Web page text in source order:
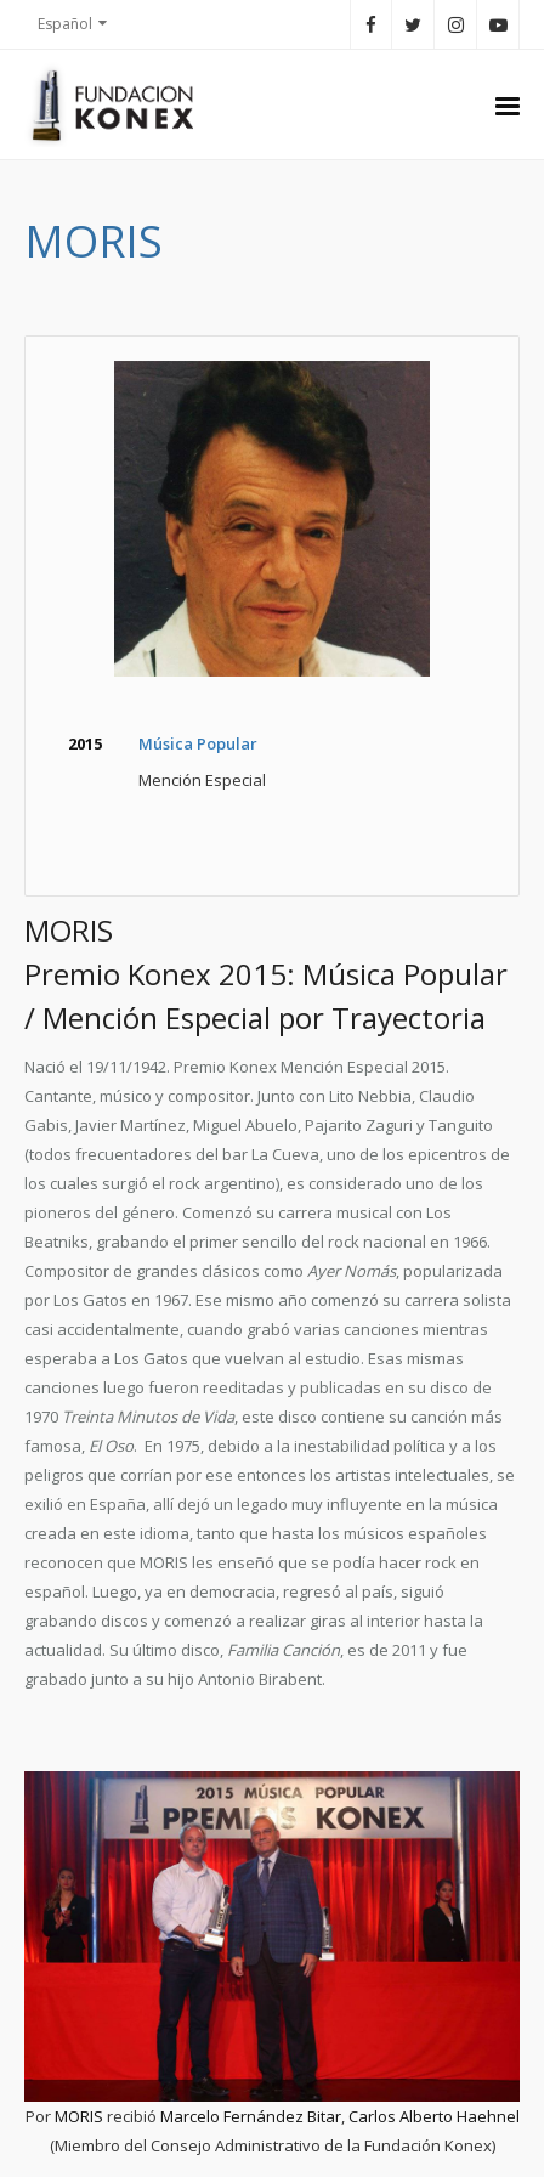
Español
MORIS
2015
Música Popular
Mención Especial
MORIS
Premio Konex 2015: Música Popular
/ Mención Especial por Trayectoria
Nació el 19/11/1942. Premio Konex Mención Especial 2015.
Cantante, músico y compositor. Junto con Lito Nebbia, Claudio
Gabis, Javier Martínez, Miguel Abuelo, Pajarito Zaguri y Tanguito
(todos frecuentadores del bar La Cueva, uno de los epicentros de
los cuales surgió el rock argentino), es considerado uno de los
pioneros del género. Comenzó su carrera musical con Los
Beatniks, grabando el primer sencillo del rock nacional en 1966.
Compositor de grandes clásicos como Ayer Nomás, popularizada
por Los Gatos en 1967. Ese mismo año comenzó su carrera solista
casi accidentalmente, cuando grabó varias canciones mientras
esperaba a Los Gatos que vuelvan al estudio. Esas mismas
canciones luego fueron reeditadas y publicadas en su disco de
1970 Treinta Minutos de Vida, este disco contiene su canción más
famosa, El Oso. En 1975, debido a la inestabilidad política y a los
peligros que corrían por ese entonces los artistas intelectuales, se
exilió en España, allí dejó un legado muy influyente en la música
creada en este idioma, tanto que hasta los músicos españoles
reconocen que MORIS les enseñó que se podía hacer rock en
español. Luego, ya en democracia, regresó al país, siguió
grabando discos y comenzó a realizar giras al interior hasta la
actualidad. Su último disco, Familia Canción, es de 2011 y fue
grabado junto a su hijo Antonio Birabent.
PorMORIS recibió Marcelo Fernández Bitar,Carlos Alberto Haehnel
(Miembro del Consejo Administrativo de la Fundación Konex)